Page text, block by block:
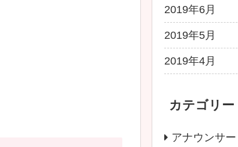
2019年6月
2019年5月
2019年4月
カテゴリー
アナウンサー